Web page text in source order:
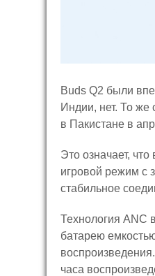
Buds Q2 были
Индии, нет. То же
в Пакистане в
Это означает,
игровой режим с
стабильное
Технология ANC
батарею
часа